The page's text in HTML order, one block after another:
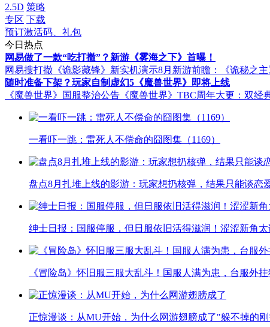
2.5D 策略
专区 下载
预订激活码、礼包
今日热点
网易做了一款“吃打撤”？新游《雾海之下》首曝！
网易搜打撤《诡影藏锋》新实机演示8月新游前瞻：《诡秘之
随时准备下架？玩家自制虚幻5《魔兽世界》即将上线
《魔兽世界》国服整治公告 《魔兽世界》TBC周年大更：双经
一看吓一跳：雷死人不偿命的囧图集（1169）
盘点8月扎堆上线的影游：玩家想扔核弹，结果只能谈恋
绅士日报：国服停服，但日服依旧活得滋润！涩涩新角太
《冒险岛》怀旧服三服大乱斗！国服人满为患，台服外挂
正惊漫谈：从MU开始，为什么网游翅膀成了"躲不掉的刚